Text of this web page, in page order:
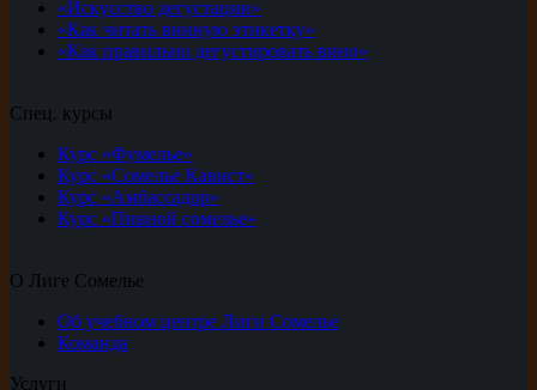
«Искусство дегустации»
«Как читать винную этикетку»
«Как правильно дегустировать вино»
Спец. курсы
Курс «Фумелье»
Курс «Сомелье Кавист»
Курс «Амбассадор»
Курс «Пивной сомелье»
О Лиге Сомелье
Об учебном центре Лиги Сомелье
Команда
Услуги